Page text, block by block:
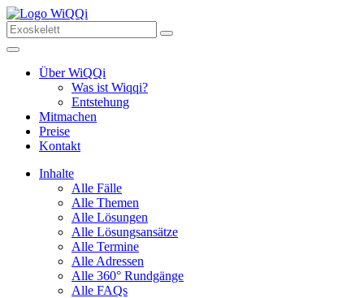
Über WiQQi
Was ist Wiqqi?
Entstehung
Mitmachen
Preise
Kontakt
Inhalte
Alle Fälle
Alle Themen
Alle Lösungen
Alle Lösungsansätze
Alle Termine
Alle Adressen
Alle 360° Rundgänge
Alle FAQs